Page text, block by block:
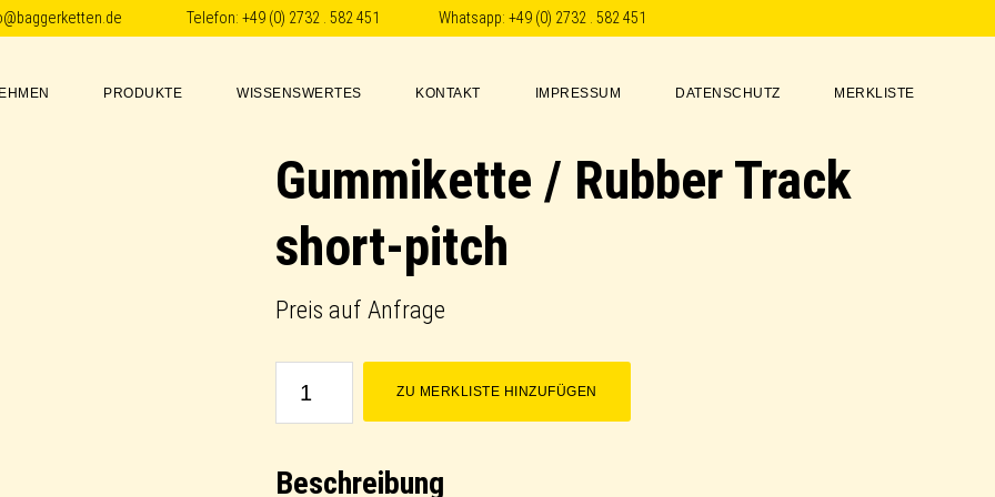
Telefon: +49 (0) 2732 . 582 451 Whatsapp: +49 (0) 2732 . 582 451
PRODUKTE WISSENSWERTES KONTAKT IMPRESSUM DATENSCHUTZ MERKLISTE
Gummikette / Rubber Track
short-pitch
Preis auf Anfrage
Gummikette
Track
ZU MERKLISTE HINZUFÜGEN
Beschreibung